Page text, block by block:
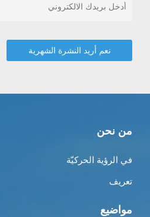
من نحن
في الرؤية الحركيّة
تعريف
مواضيع